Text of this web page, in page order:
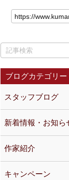
ブログカテゴリー
スタッフブログ
新着情報・お知ら
作家紹介
キャンペーン